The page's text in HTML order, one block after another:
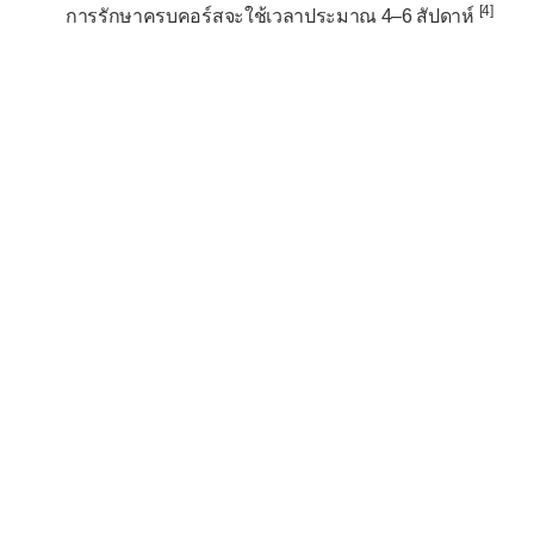
การรักษาครบคอร์สจะใช้เวลาประมาณ 4–6 สัปดาห์ [4]